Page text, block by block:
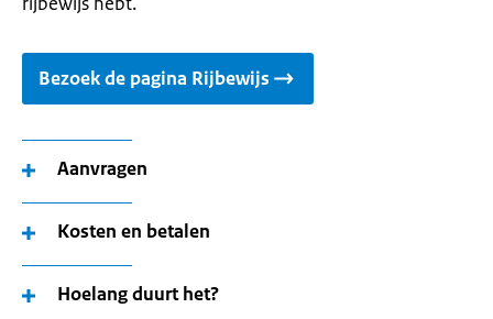
Bezoek de pagina Rijbewijs
Aanvragen
Kosten en betalen
Hoelang duurt het?